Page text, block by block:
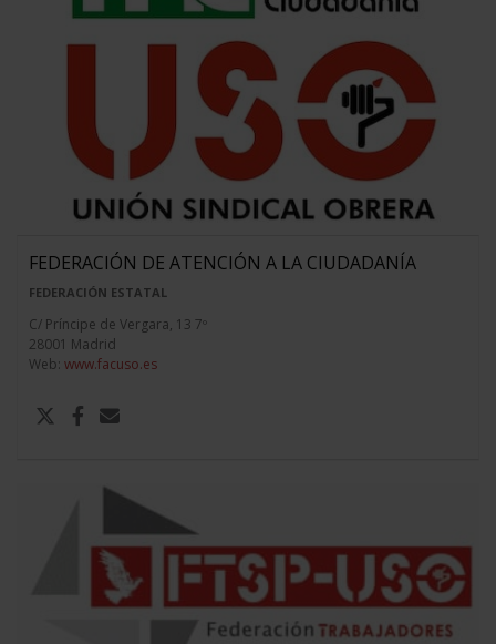
FEDERACIÓN DE ATENCIÓN A LA CIUDADANÍA
FEDERACIÓN ESTATAL
C/ Príncipe de Vergara, 13 7º
28001 Madrid
Web: www.facuso.es